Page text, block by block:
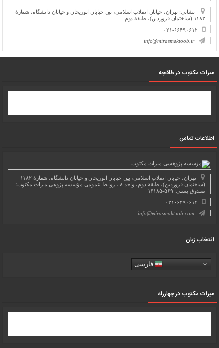
نشانی: تهران، خیابان انقلاب اسلامی، بین خیابان ابوریحان و خیابان دانشگاه، شمارۀ
۱۱۸۲ (ساختمان فروردین)، طبقۀ دوم
۰۲۱-۶۶۴۹۰۶۱۲
info@mirasmaktoob.ir
میرات مکتوب در طاقچه
اطلاعات تماس
تهران، خیابان انقلاب اسلامی، بین خیابان ابوریحان و خیابان دانشگاه، شمارۀ ۱۱۸۲
(ساختمان فروردین)، طبقۀ دوم، واحد ۸ ، روابط عمومی مؤسسه پژوهی میراث مکتوب؛
صندوق پستی: ۵۶۹-۱۳۱۸۵
۰۲۱۶۶۴۹۰۶۱۲
info@mirasmaktoob.com
انتخاب زبان
فارسی
میرات مکتوب در چهارراه